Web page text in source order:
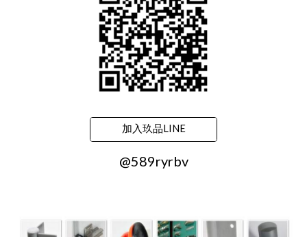
加入玖品LINE
@589ryrbv